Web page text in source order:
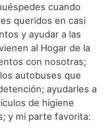
cuando
queridos en casi
y ayudar a las
al Hogar de la
con nosotras;
autobuses que
ayudarles a
de higiene
y mi parte favorita: